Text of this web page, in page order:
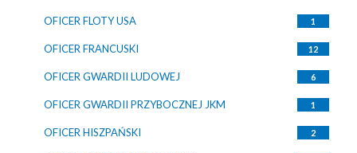
OFICER FLOTY USA 1
OFICER FRANCUSKI 12
OFICER GWARDII LUDOWEJ 6
OFICER GWARDII PRZYBOCZNEJ JKM 1
OFICER HISZPAŃSKI 2